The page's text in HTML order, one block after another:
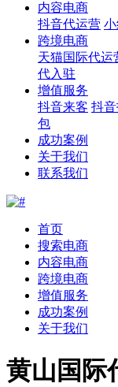
内容电商
抖音代运营
跨境电商
天猫国际代运
代入驻
增值服务
抖音来客 抖
包
成功案例
关于我们
联系我们
首页
搜索电商
内容电商
跨境电商
增值服务
成功案例
关于我们
黄山国际